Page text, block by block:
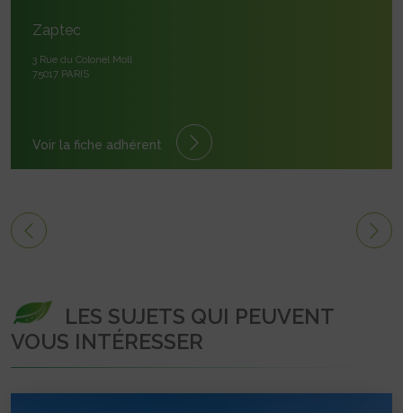
Zaptec
3 Rue du Colonel Moll
75017 PARIS
Voir la fiche adhérent
LES SUJETS QUI PEUVENT
VOUS INTÉRESSER